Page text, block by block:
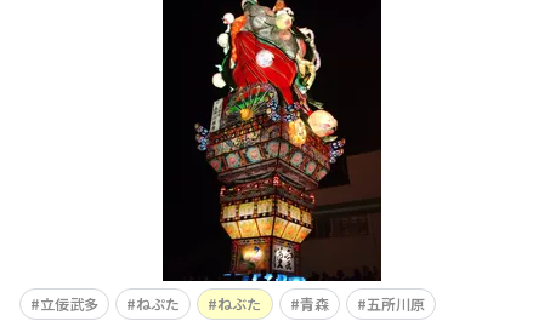
もフォトコンテストに参加したく、先にチラ見せです！T
ORQUEで綺麗に撮影できたなと思っています😁 やはり夜
空に舞うかぐやは綺麗で、その大きさは圧巻です。写真の
立佞武多 ねぷた ねぶた 青森 五所川原